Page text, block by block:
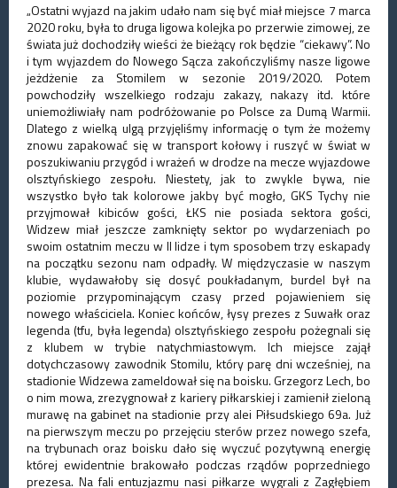
„Ostatni wyjazd na jakim udało nam się być miał miejsce 7 marca
2020 roku, była to druga ligowa kolejka po przerwie zimowej, ze
świata już dochodziły wieści że bieżący rok będzie “ciekawy”. No
i tym wyjazdem do Nowego Sącza zakończyliśmy nasze ligowe
jeżdżenie za Stomilem w sezonie 2019/2020. Potem
powchodziły wszelkiego rodzaju zakazy, nakazy itd. które
uniemożliwiały nam podróżowanie po Polsce za Dumą Warmii.
Dlatego z wielką ulgą przyjęliśmy informację o tym że możemy
znowu zapakować się w transport kołowy i ruszyć w świat w
poszukiwaniu przygód i wrażeń w drodze na mecze wyjazdowe
olsztyńskiego zespołu. Niestety, jak to zwykle bywa, nie
wszystko było tak kolorowe jakby być mogło, GKS Tychy nie
przyjmował kibiców gości, ŁKS nie posiada sektora gości,
Widzew miał jeszcze zamknięty sektor po wydarzeniach po
swoim ostatnim meczu w II lidze i tym sposobem trzy eskapady
na początku sezonu nam odpadły. W międzyczasie w naszym
klubie, wydawałoby się dosyć poukładanym, burdel był na
poziomie przypominającym czasy przed pojawieniem się
nowego właściciela. Koniec końców, łysy prezes z Suwałk oraz
legenda (tfu, była legenda) olsztyńskiego zespołu pożegnali się
z klubem w trybie natychmiastowym. Ich miejsce zajął
dotychczasowy zawodnik Stomilu, który parę dni wcześniej, na
stadionie Widzewa zameldował się na boisku. Grzegorz Lech, bo
o nim mowa, zrezygnował z kariery piłkarskiej i zamienił zieloną
murawę na gabinet na stadionie przy alei Piłsudskiego 69a. Już
na pierwszym meczu po przejęciu sterów przez nowego szefa,
na trybunach oraz boisku dało się wyczuć pozytywną energię
której ewidentnie brakowało podczas rządów poprzedniego
prezesa. Na fali entuzjazmu nasi piłkarze wygrali z Zagłębiem